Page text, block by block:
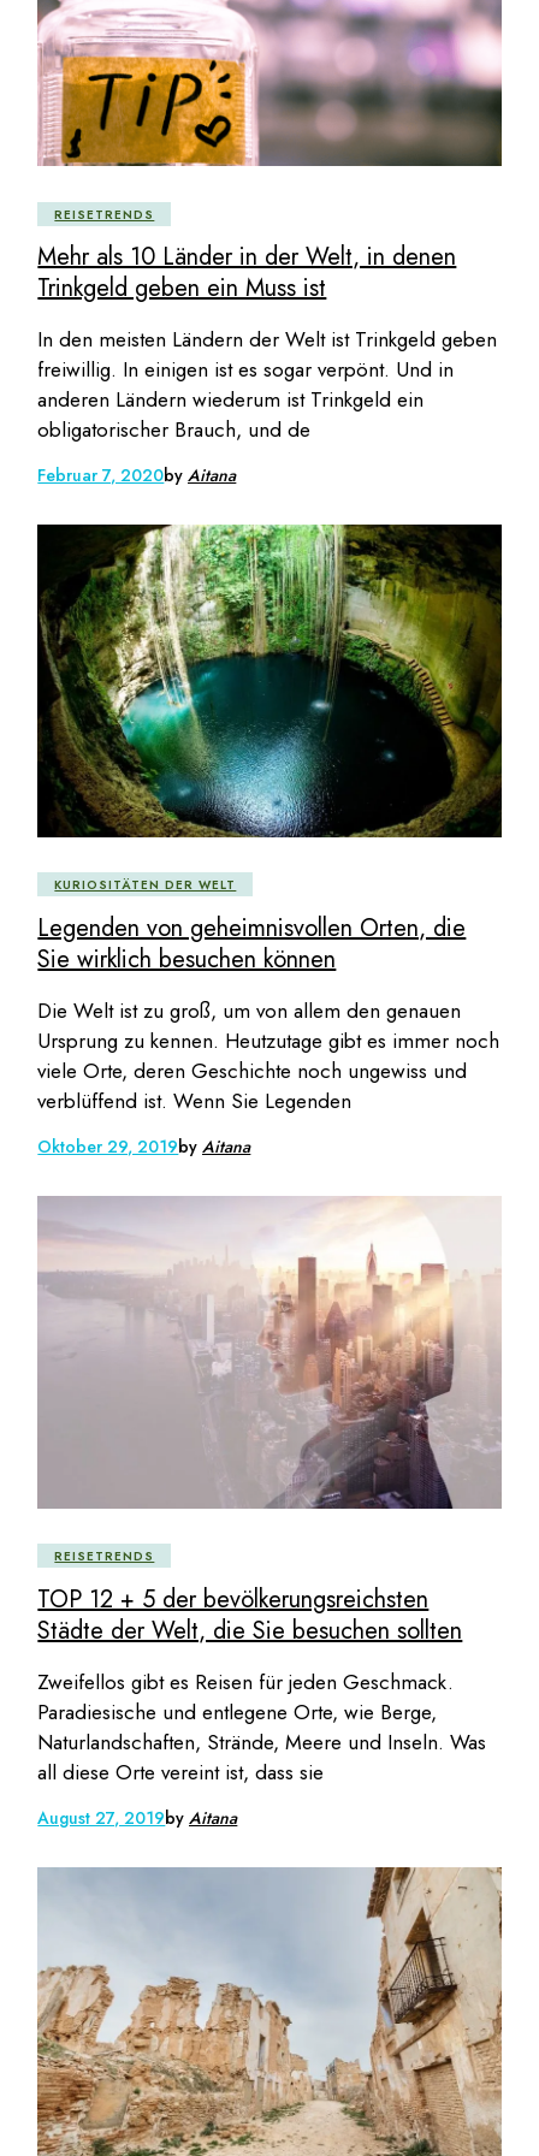
REISETRENDS
Mehr als 10 Länder in der Welt, in denen
Trinkgeld geben ein Muss ist
In den meisten Ländern der Welt ist Trinkgeld geben
freiwillig. In einigen ist es sogar verpönt. Und in
anderen Ländern wiederum ist Trinkgeld ein
obligatorischer Brauch, und de
Februar 7, 2020byAitana
KURIOSITÄTEN DER WELT
Legenden von geheimnisvollen Orten, die
Sie wirklich besuchen können
Die Welt ist zu groß, um von allem den genauen
Ursprung zu kennen. Heutzutage gibt es immer noch
viele Orte, deren Geschichte noch ungewiss und
verblüffend ist. Wenn Sie Legenden
Oktober 29, 2019byAitana
REISETRENDS
TOP 12 + 5 der bevölkerungsreichsten
Städte der Welt, die Sie besuchen sollten
Zweifellos gibt es Reisen für jeden Geschmack.
Paradiesische und entlegene Orte, wie Berge,
Naturlandschaften, Strände, Meere und Inseln. Was
all diese Orte vereint ist, dass sie
August 27, 2019byAitana